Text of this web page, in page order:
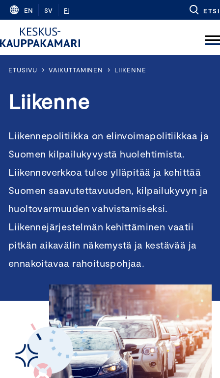
Skip
content
EN SV FI ETSI
ETUSIVU › VAIKUTTAMINEN › LIIKENNE
Liikenne
Liikennepolitiikka on elinvoimapolitiikkaa ja
Suomen kilpailukyvystä huolehtimista.
Liikenneverkkoa tulee ylläpitää ja kehittää
Suomen saavutettavuuden, kilpailukyvyn ja
huoltovarmuuden vahvistamiseksi.
Liikennejärjestelmän kehittäminen vaatii
pitkän aikavälin näkemystä ja kestävää ja
ennakoitavaa rahoituspohjaa.